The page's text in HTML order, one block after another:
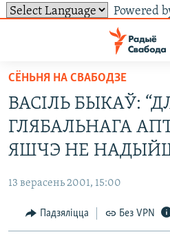
Powered
ўнівэрсальнага
доступу
Перайсьці
да
галоўнага
зьместу
да
навігацыі
Перайсьці
ВІДЭА І ФОТА
ПАЛІТЫКА
ЭКАНОМІКА
ТЭСТЫ
ГІСТОРЫЯ НА СВАБОДЗЕ
ПАДКАСТЫ
СУВЯЗЬ
ПАДЗЯЛІЦЦА ІНФАРМАЦЫЯЙ
RSS
ПАДКАСТЫ
СЁНЬНЯ НА СВАБОДЗЕ
ВАСІЛЬ БЫКАЎ:
ГЛЯБАЛЬНАГА
ЯШЧЭ НЕ
13 верасень 2001, 15:00
Падзяліцца Без VPN